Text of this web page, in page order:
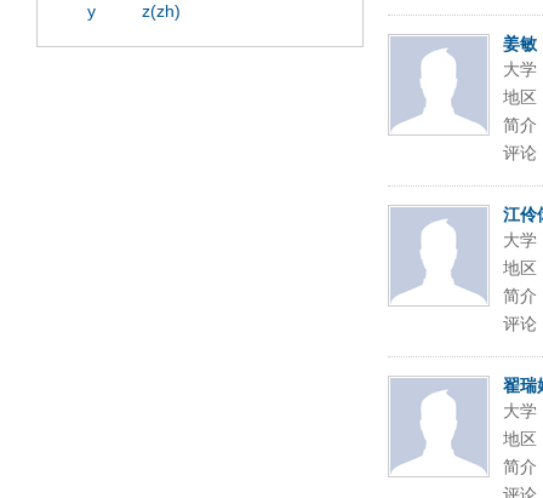
姜敏
大学
地区
简介
评论
江伶
大学
地区
简介
评论
翟瑞
大学
地区
简介
y
z(zh)